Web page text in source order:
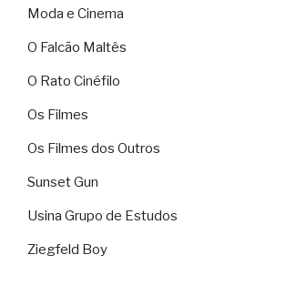
Moda e Cinema
O Falcão Maltês
O Rato Cinéfilo
Os Filmes
Os Filmes dos Outros
Sunset Gun
Usina Grupo de Estudos
Ziegfeld Boy